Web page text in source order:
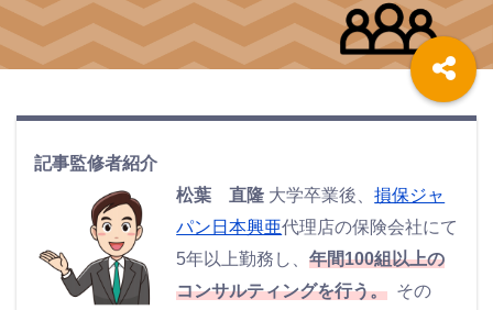
記事監修者紹介
松葉 直隆 大学卒業後、損保ジャ
パン日本興亜代理店の保険会社にて
5年以上勤務し、年間100組以上の
コンサルティングを行う。 その